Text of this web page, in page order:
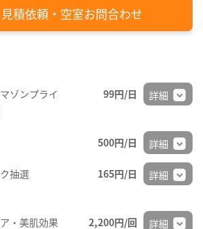
見積依頼・空室お問合わせ
ゾンプライ
99円/日 詳細
500円/日 詳細
抽選
165円/日 詳細
・美肌効果
2,200円/回 詳細